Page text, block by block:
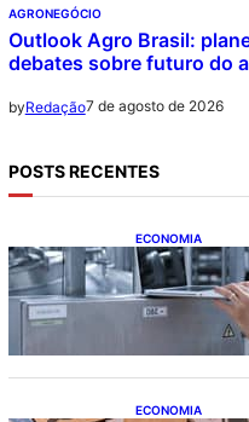
AGRONEGÓCIO
Outlook Agro Brasil:
debates sobre futuro do
byRedação7 de agosto de 2026
POSTS RECENTES
ECONOMIA
CNI:
mas
lentamente
ECONOMIA